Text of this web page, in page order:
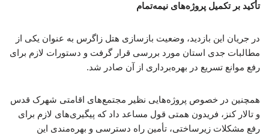
تأکید بر تکمیل پروژه‌های نیمه‌تمام
در جریان این بازدید، وضعیت بازسازی هتل زاگرس به عنوان یکی از
مطالبات جدی استان مورد بررسی قرار گرفت و دستورات لازم برای
رفع موانع تسریع در بهره‌برداری از آن صادر شد.
همچنین در خصوص پروژه‌هایی نظیر مجتمع‌های اقامتی شهرک قدس
و تالار کنز، فریدون همتی قول مساعد داد که پیگیری‌های لازم برای
رفع مشکلات زیرساختی، تأمین راه دسترسی و بهره‌مندی این